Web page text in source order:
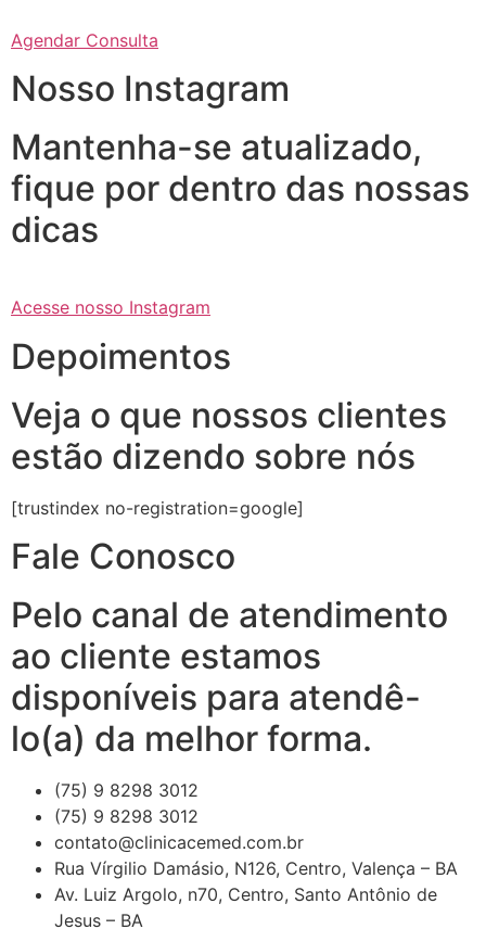
Agendar Consulta
Nosso Instagram
Mantenha-se atualizado,
fique por dentro das nossas
dicas
Acesse nosso Instagram
Depoimentos
Veja o que nossos clientes
estão dizendo sobre nós
[trustindex no-registration=google]
Fale Conosco
Pelo canal de atendimento
ao cliente estamos
disponíveis para atendê-
lo(a) da melhor forma.
(75) 9 8298 3012
(75) 9 8298 3012
contato@clinicacemed.com.br
Rua Vírgilio Damásio, N126, Centro, Valença – BA
Av. Luiz Argolo, n70, Centro, Santo Antônio de
Jesus – BA